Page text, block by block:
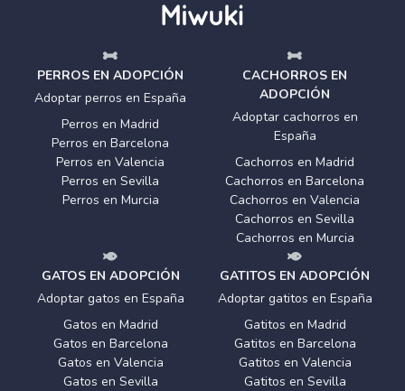
PERROS EN ADOPCIÓN
Adoptar perros en España
Perros en Madrid
Perros en Barcelona
Perros en Valencia
Perros en Sevilla
Perros en Murcia
CACHORROS EN
ADOPCIÓN
Adoptar cachorros en
España
Cachorros en Madrid
Cachorros en Barcelona
Cachorros en Valencia
Cachorros en Sevilla
Cachorros en Murcia
GATOS EN ADOPCIÓN
Adoptar gatos en España
Gatos en Madrid
Gatos en Barcelona
Gatos en Valencia
Gatos en Sevilla
GATITOS EN ADOPCIÓN
Adoptar gatitos en España
Gatitos en Madrid
Gatitos en Barcelona
Gatitos en Valencia
Gatitos en Sevilla